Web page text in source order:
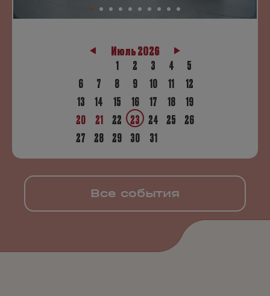
Июль 2026
1
2 3 4
5
6
7 8 9 10 11
12
13
14 15 16 17 18
19
20
21 22 23 24 25 26
27 28 29 30 31
Все события